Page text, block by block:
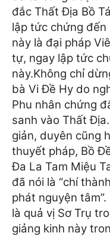
đắc Thất Địa Bồ
lập tức chứng đến
này là đại pháp
tự, ngay lập tức
này.Không chỉ
bà Vi Đề Hy do
Phu nhân chứng
sanh vào Thất
giản, duyên cũng
thuyết pháp, Bồ
Đa La Tam Miệu
đã nói là “chí
phát nguyện
là quả vị Sơ Trụ
giảng kinh này